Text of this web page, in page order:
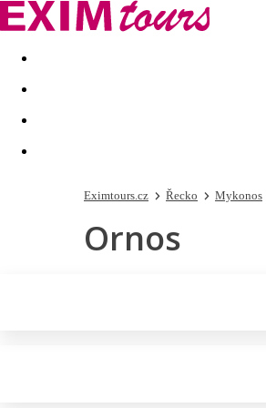
Akční nabídky Last minute
Eximtours.cz Řecko Mykonos
Ornos